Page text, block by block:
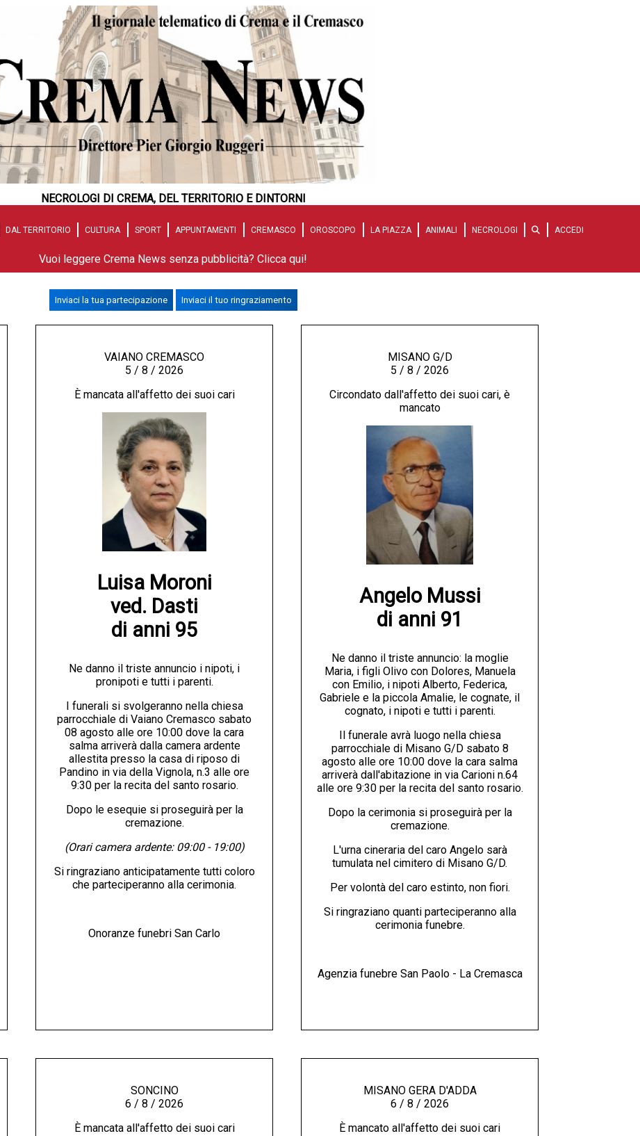
NECROLOGI DI CREMA, DEL TERRITORIO E DINTORNI
DAL TERRITORIO CULTURA SPORT APPUNTAMENTI CREMASCO OROSCOPO LA PIAZZA ANIMALI NECROLOGI ACCEDI
Vuoi leggere Crema News senza pubblicità? Clicca qui!
Inviaci la tua partecipazione Inviaci il tuo ringraziamento
VAIANO CREMASCO
5 / 8 / 2026
È mancata all'affetto dei suoi cari
Luisa Moroni
ved. Dasti
di anni 95
Ne danno il triste annuncio i nipoti, i
pronipoti e tutti i parenti.
I funerali si svolgeranno nella chiesa
parrocchiale di Vaiano Cremasco sabato
08 agosto alle ore 10:00 dove la cara
salma arriverà dalla camera ardente
allestita presso la casa di riposo di
Pandino in via della Vignola, n.3 alle ore
9:30 per la recita del santo rosario.
Dopo le esequie si proseguirà per la
cremazione.
(Orari camera ardente: 09:00 - 19:00)
Si ringraziano anticipatamente tutti coloro
che parteciperanno alla cerimonia.
Onoranze funebri San Carlo
MISANO G/D
5 / 8 / 2026
Circondato dall'affetto dei suoi cari, è
mancato
Angelo Mussi
di anni 91
Ne danno il triste annuncio: la moglie
Maria, i figli Olivo con Dolores, Manuela
con Emilio, i nipoti Alberto, Federica,
Gabriele e la piccola Amalie, le cognate, il
cognato, i nipoti e tutti i parenti.
Il funerale avrà luogo nella chiesa
parrocchiale di Misano G/D sabato 8
agosto alle ore 10:00 dove la cara salma
arriverà dall'abitazione in via Carioni n.64
alle ore 9:30 per la recita del santo rosario.
Dopo la cerimonia si proseguirà per la
cremazione.
L'urna cineraria del caro Angelo sarà
tumulata nel cimitero di Misano G/D.
Per volontà del caro estinto, non fiori.
Si ringraziano quanti parteciperanno alla
cerimonia funebre.
Agenzia funebre San Paolo - La Cremasca
SONCINO
6 / 8 / 2026
È mancata all'affetto dei suoi cari
MISANO GERA D'ADDA
6 / 8 / 2026
È mancato all'affetto dei suoi cari